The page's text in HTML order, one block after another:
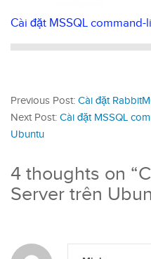
Cài đặt MSSQL
Previous Post: Cài đặt
Next Post: Cài đặt MSSQL
Ubuntu
4 thoughts on “
Server trên